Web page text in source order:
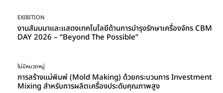
EXIBITION
งานสัมมนาและแสดงเทคโนโลยีด้านการบำรุงรักษาเครื่องจักร CBM
DAY 2026 – “Beyond The Possible”
ไม่มีหมวดหมู่
การสร้างแม่พิมพ์ (Mold Making) ด้วยกระบวนการ Investment
Mixing สำหรับการผลิตเครื่องประดับคุณภาพสูง